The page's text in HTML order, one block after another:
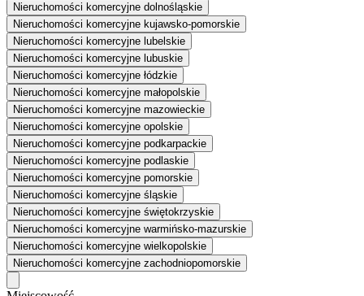
Nieruchomości komercyjne dolnośląskie
Nieruchomości komercyjne kujawsko-pomorskie
Nieruchomości komercyjne lubelskie
Nieruchomości komercyjne lubuskie
Nieruchomości komercyjne łódzkie
Nieruchomości komercyjne małopolskie
Nieruchomości komercyjne mazowieckie
Nieruchomości komercyjne opolskie
Nieruchomości komercyjne podkarpackie
Nieruchomości komercyjne podlaskie
Nieruchomości komercyjne pomorskie
Nieruchomości komercyjne śląskie
Nieruchomości komercyjne świętokrzyskie
Nieruchomości komercyjne warmińsko-mazurskie
Nieruchomości komercyjne wielkopolskie
Nieruchomości komercyjne zachodniopomorskie